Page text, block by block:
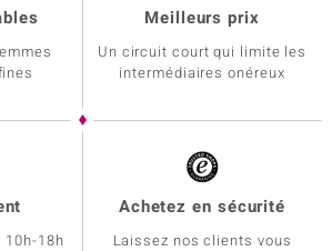
Meilleurs prix
Un circuit court qui limite les
intermédiaires onéreux
10h-18h
Achetez en sécurité
Laissez nos clients vous